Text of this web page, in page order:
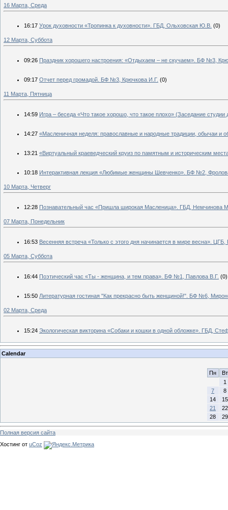
16 Марта, Среда
16:17 Урок духовности «Тропинка к духовности». ГБД, Ольховская Ю.В. (0)
12 Марта, Суббота
09:26 Праздник хорошего настроения: «Отдыхаем – не скучаем». БФ №3,
09:17 Отчет перед громадой. БФ №3, Крючкова И.Г. (0)
11 Марта, Пятница
14:59 Игра – беседа «Что такое хорошо, что такое плохо» (Заседание
14:27 «Масленичная неделя: православные и народные традиции, обычаи и
13:21 «Виртуальный краеведческий круиз по памятным и историческим
10:18 Интерактивная лекция «Любимые женщины Шевченко». БФ №2,
10 Марта, Четверг
12:28 Познавательный час «Пришла широкая Масленица». ГБД, Немчинова
07 Марта, Понедельник
16:53 Весенняя встреча «Только с этого дня начинается в мире весна».
05 Марта, Суббота
16:44 Поэтический час «Ты - женщина, и тем права». БФ №1, Павлова В.Г. (0)
15:50 Литературная гостиная "Как прекрасно быть женщиной!". БФ №6,
02 Марта, Среда
15:24 Экологическая викторина «Собаки и кошки в одной обложке». ГБД,
Calendar
Пн
Вт
1
7
8
14
15
21
22
28
29
Полная версия сайта
Хостинг от uCoz